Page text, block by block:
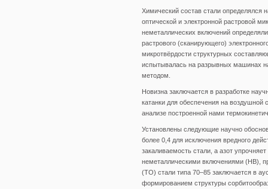
Химический состав стали определялся
оптической и электронной растровой
неметаллических включений
растрового (сканирующего)
микротвёрдости структурных
испытывалась на разрывных машинах
методом.
Новизна заключается в разработке
катанки для обеспечения на
анализе построенной нами
Установлены следующие научно
более 0,4 для исключения вредного
закаливаемость стали, а азот
неметаллическими включениями (НВ),
(ТО) стали типа 70–85 заключается в
формированием структуры